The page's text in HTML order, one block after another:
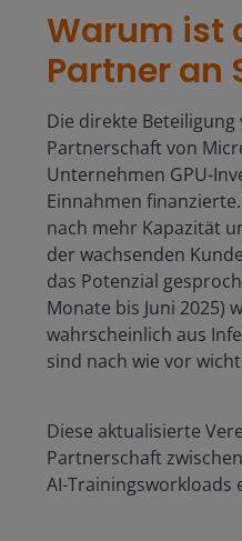
Warum ist
Partner an
Die direkte
Partnerschaft von
Unternehmen GPU-
Einnahmen
nach mehr Kapazität
der wachsenden
das Potenzial
Monate bis Juni 2025)
wahrscheinlich aus
sind nach wie vor
Diese aktualisierte
Partnerschaft
AI-Trainingsworkloads